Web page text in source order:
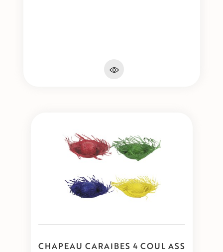
CHAPEAU CARAIBES 4 COUL ASS